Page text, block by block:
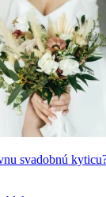
svadobnú